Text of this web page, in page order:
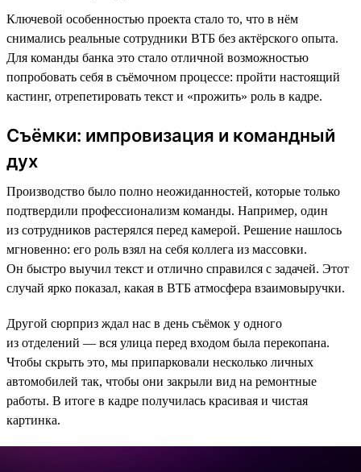
Ключевой особенностью проекта стало то, что в нём
снимались реальные сотрудники ВТБ без актёрского опыта.
Для команды банка это стало отличной возможностью
попробовать себя в съёмочном процессе: пройти настоящий
кастинг, отрепетировать текст и «прожить» роль в кадре.
Съёмки: импровизация и командный
дух
Производство было полно неожиданностей, которые только
подтвердили профессионализм команды. Например, один
из сотрудников растерялся перед камерой. Решение нашлось
мгновенно: его роль взял на себя коллега из массовки.
Он быстро выучил текст и отлично справился с задачей. Этот
случай ярко показал, какая в ВТБ атмосфера взаимовыручки.
Другой сюрприз ждал нас в день съёмок у одного
из отделений — вся улица перед входом была перекопана.
Чтобы скрыть это, мы припарковали несколько личных
автомобилей так, чтобы они закрыли вид на ремонтные
работы. В итоге в кадре получилась красивая и чистая
картинка.